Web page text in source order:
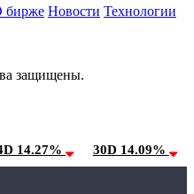
бирже Новости Технологии
защищены.
14.27% 30D 14.09%